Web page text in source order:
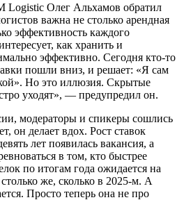
Logistic Олег Альхамов обратил
важна не столько арендная
эффективность каждого
как хранить и
эффективно. Сегодня кто-то
пошли вниз, и решает: «Я сам
Но это иллюзия. Скрытые
уходят», — предупредил он.
модераторы и спикеры сошлись
он делает вдох. Рост ставок
лет появилась вакансия, а
в том, кто быстрее
по итогам года ожидается на
же, сколько в 2025-м. А
Просто теперь она не про